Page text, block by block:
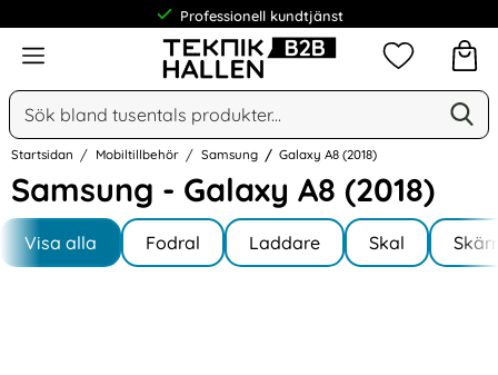
Professionell kundtjänst
Meny
Sök
Sök på Narse Group AB
Mina
Startsidan Mobiltillbehör Samsung Galaxy A8 (2018)
Samsung - Galaxy A8 (2018)
Hoppa
produkter
Underkategorier
Visa alla
I Galaxy A8 (2018)Fodral Laddare Skal